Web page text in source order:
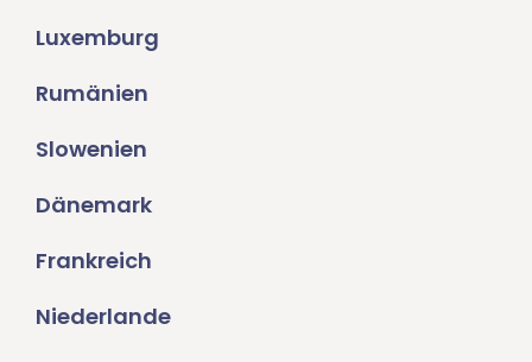
Luxemburg
Rumänien
Slowenien
Dänemark
Frankreich
Niederlande